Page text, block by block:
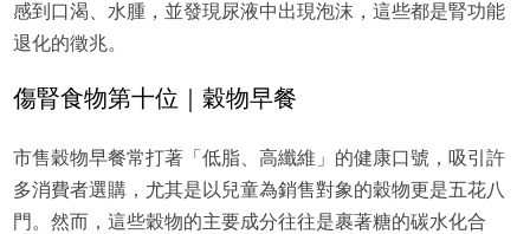
感到口渴、水腫，並發現尿液中出現泡沫，這些都是腎功能
退化的徵兆。
傷腎食物第十位｜穀物早餐
市售穀物早餐常打著「低脂、高纖維」的健康口號，吸引許
多消費者選購，尤其是以兒童為銷售對象的穀物更是五花八
門。然而，這些穀物的主要成分往往是裹著糖的碳水化合